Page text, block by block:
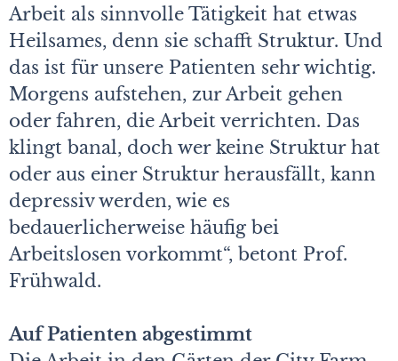
Arbeit als sinnvolle Tätigkeit hat etwas
Heilsames, denn sie schafft Struktur. Und
das ist für unsere Patienten sehr wichtig.
Morgens aufstehen, zur Arbeit gehen
oder fahren, die Arbeit verrichten. Das
klingt banal, doch wer keine Struktur hat
oder aus einer Struktur herausfällt, kann
depressiv werden, wie es
bedauerlicherweise häufig bei
Arbeitslosen vorkommt“, betont Prof.
Frühwald.
Auf Patienten abgestimmt